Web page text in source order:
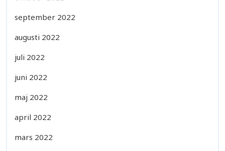
september 2022
augusti 2022
juli 2022
juni 2022
maj 2022
april 2022
mars 2022